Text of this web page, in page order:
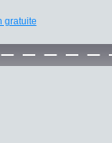
gratuite